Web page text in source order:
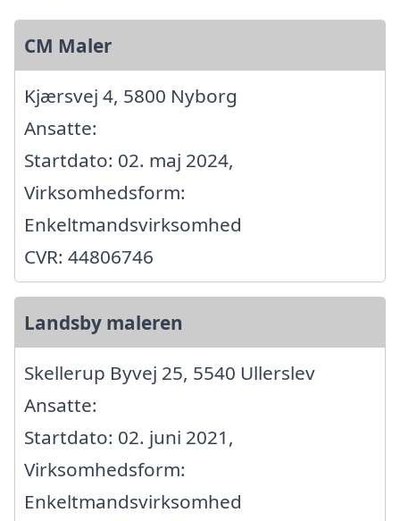
CM Maler
Kjærsvej 4, 5800 Nyborg
Ansatte:
Startdato: 02. maj 2024,
Virksomhedsform:
Enkeltmandsvirksomhed
CVR: 44806746
Landsby maleren
Skellerup Byvej 25, 5540 Ullerslev
Ansatte:
Startdato: 02. juni 2021,
Virksomhedsform:
Enkeltmandsvirksomhed